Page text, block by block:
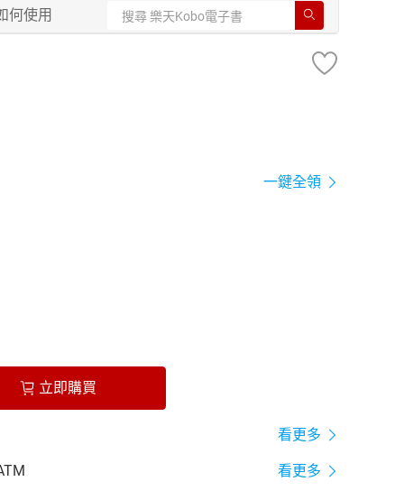
何使用
一鍵全領
立即購買
看更多
看更多